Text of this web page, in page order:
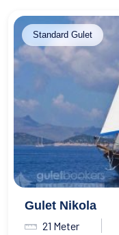
Standard Gulet
Gulet Nikola
21 Meter